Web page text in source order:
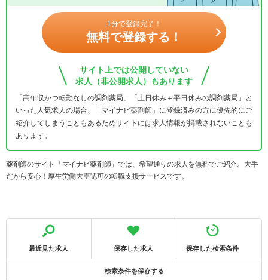
1分で登録完了！
無料で登録する！
サイト上では公開していない
求人（非公開求人）もあります
「高年収かつ転勤なしの調剤薬局」「土日休み＋平日休みの調剤薬局」と
いった人気求人の場合、「マイナビ薬剤師」に登録済みの方に優先的にご
紹介してしまうこともあるためサイトには求人情報が掲載されないことも
あります。
薬剤師のサイト「マイナビ薬剤師」では、希望通りの求人を無料でご紹介。大手
だから安心！厚生労働大臣認可の転職支援サービスです。
最近見た求人 保存した求人 保存した検索条件
検索条件を保存する